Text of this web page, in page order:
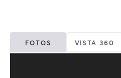
FOTOS VISTA 360